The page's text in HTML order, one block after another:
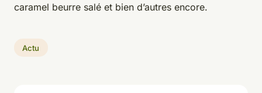
caramel beurre salé et bien d’autres encore.
Actu